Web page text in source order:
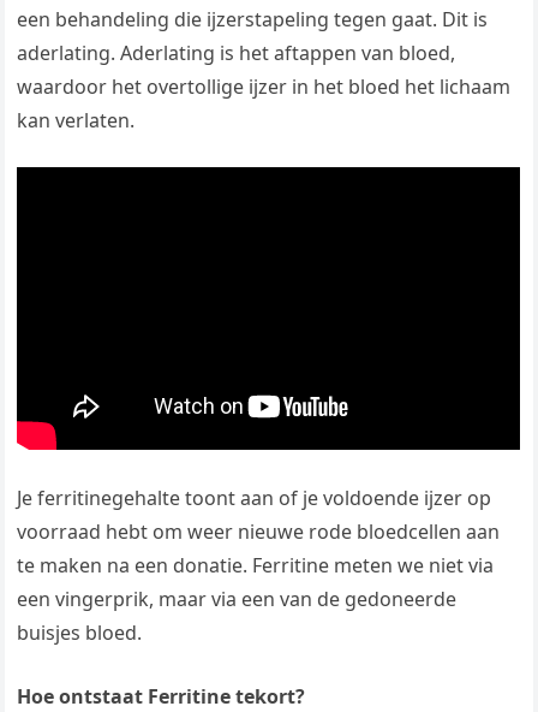
een behandeling die ijzerstapeling tegen gaat. Dit is
aderlating. Aderlating is het aftappen van bloed,
waardoor het overtollige ijzer in het bloed het lichaam
kan verlaten.
Je ferritinegehalte toont aan of je voldoende ijzer op
voorraad hebt om weer nieuwe rode bloedcellen aan
te maken na een donatie. Ferritine meten we niet via
een vingerprik, maar via een van de gedoneerde
buisjes bloed.
Hoe ontstaat Ferritine tekort?